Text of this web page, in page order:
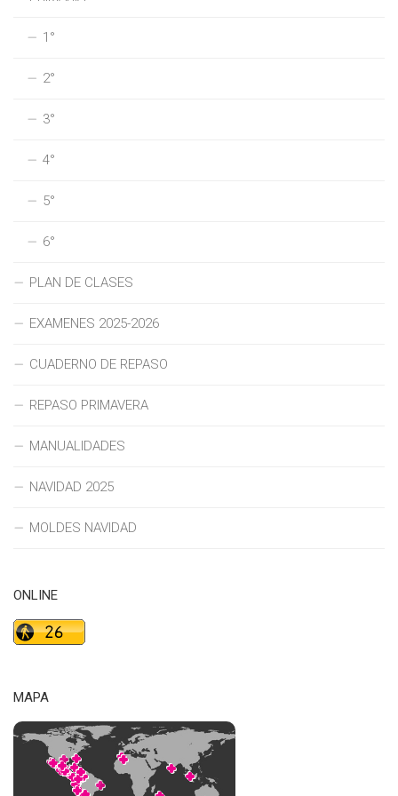
1°
2°
3°
4°
5°
6°
PLAN DE CLASES
EXAMENES 2025-2026
CUADERNO DE REPASO
REPASO PRIMAVERA
MANUALIDADES
NAVIDAD 2025
MOLDES NAVIDAD
ONLINE
MAPA